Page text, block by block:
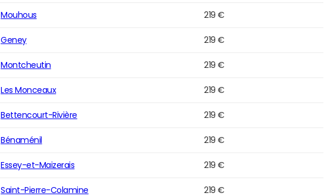
Mouhous 219 €
Geney 219 €
Montcheutin 219 €
Les Monceaux 219 €
Bettencourt-Rivière 219 €
Bénaménil 219 €
Essey-et-Maizerais 219 €
Saint-Pierre-Colamine 219 €